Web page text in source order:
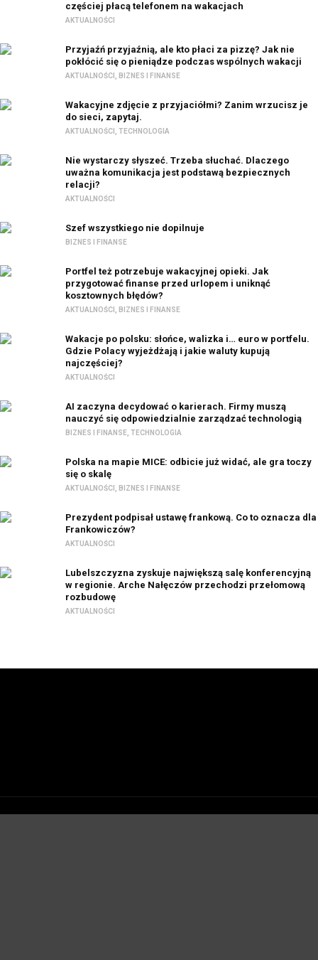
częściej płacą telefonem na wakacjach
AKTUALNOŚCI
Przyjaźń przyjaźnią, ale kto płaci za pizzę? Jak nie
pokłócić się o pieniądze podczas wspólnych wakacji
AKTUALNOŚCI BIZNES I FINANSE
Wakacyjne zdjęcie z przyjaciółmi? Zanim wrzucisz je
do sieci, zapytaj.
AKTUALNOŚCI TECHNOLOGIA
Nie wystarczy słyszeć. Trzeba słuchać. Dlaczego
uważna komunikacja jest podstawą bezpiecznych
relacji?
AKTUALNOŚCI
Szef wszystkiego nie dopilnuje
BIZNES I FINANSE
Portfel też potrzebuje wakacyjnej opieki. Jak
przygotować finanse przed urlopem i uniknąć
kosztownych błędów?
AKTUALNOŚCI BIZNES I FINANSE
Wakacje po polsku: słońce, walizka i… euro w portfelu.
Gdzie Polacy wyjeżdżają i jakie waluty kupują
najczęściej?
AKTUALNOŚCI
AI zaczyna decydować o karierach. Firmy muszą
nauczyć się odpowiedzialnie zarządzać technologią
BIZNES I FINANSE TECHNOLOGIA
Polska na mapie MICE: odbicie już widać, ale gra toczy
się o skalę
AKTUALNOŚCI BIZNES I FINANSE
Prezydent podpisał ustawę frankową. Co to oznacza dla
Frankowiczów?
AKTUALNOŚCI
Lubelszczyzna zyskuje największą salę konferencyjną
w regionie. Arche Nałęczów przechodzi przełomową
rozbudowę
AKTUALNOŚCI